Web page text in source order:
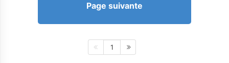
Page suivante
1